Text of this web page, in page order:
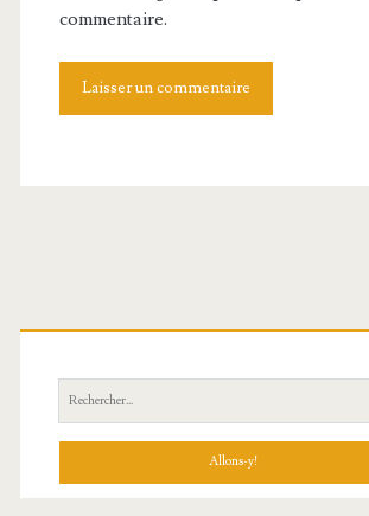
commentaire.
Recherche: